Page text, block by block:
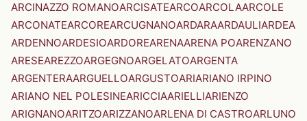
ARCINAZZO ROMANOARCISATEARCOARCOLAARCOLE
ARCONATEARCOREARCUGNANOARDARAARDAULIARDEA
ARDENNOARDESIOARDOREARENAARENA POARENZANO
ARESEAREZZOARGEGNOARGELATOARGENTA
ARGENTERAARGUELLOARGUSTOARIARIANO IRPINO
ARIANO NEL POLESINEARICCIAARIELLIARIENZO
ARIGNANOARITZOARIZZANOARLENA DI CASTROARLUNO